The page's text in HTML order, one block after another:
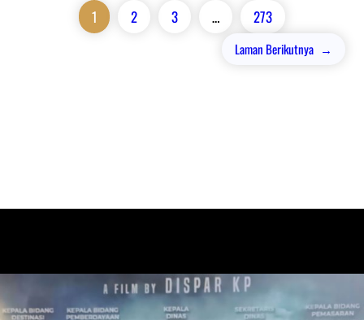
1 2 3 … 273
Laman Berikutnya →